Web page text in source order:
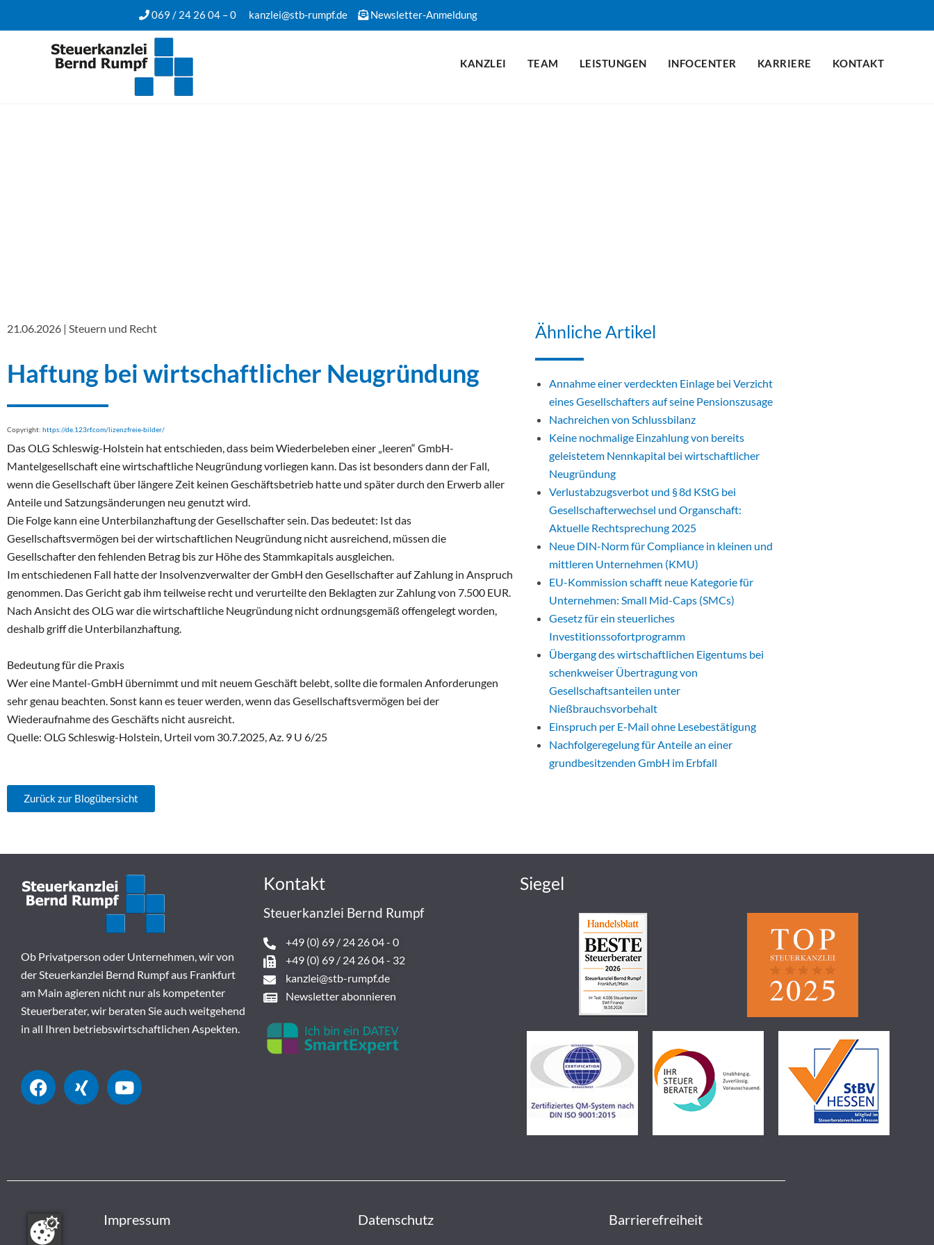
069 / 24 26 04 – 0 kanzlei@stb-rumpf.de Newsletter-Anmeldung
KANZLEI TEAM LEISTUNGEN INFOCENTER KARRIERE KONTAKT
21.06.2026 | Steuern und Recht
Haftung bei wirtschaftlicher Neugründung
Copyright: https://de.123rf.com/lizenzfreie-bilder/
Das OLG Schleswig-Holstein hat entschieden, dass beim Wiederbeleben einer „leeren“ GmbH-
Mantelgesellschaft eine wirtschaftliche Neugründung vorliegen kann. Das ist besonders dann der Fall,
wenn die Gesellschaft über längere Zeit keinen Geschäftsbetrieb hatte und später durch den Erwerb aller
Anteile und Satzungsänderungen neu genutzt wird.
Die Folge kann eine Unterbilanzhaftung der Gesellschafter sein. Das bedeutet: Ist das
Gesellschaftsvermögen bei der wirtschaftlichen Neugründung nicht ausreichend, müssen die
Gesellschafter den fehlenden Betrag bis zur Höhe des Stammkapitals ausgleichen.
Im entschiedenen Fall hatte der Insolvenzverwalter der GmbH den Gesellschafter auf Zahlung in Anspruch
genommen. Das Gericht gab ihm teilweise recht und verurteilte den Beklagten zur Zahlung von 7.500 EUR.
Nach Ansicht des OLG war die wirtschaftliche Neugründung nicht ordnungsgemäß offengelegt worden,
deshalb griff die Unterbilanzhaftung.
Bedeutung für die Praxis
Wer eine Mantel-GmbH übernimmt und mit neuem Geschäft belebt, sollte die formalen Anforderungen
sehr genau beachten. Sonst kann es teuer werden, wenn das Gesellschaftsvermögen bei der
Wiederaufnahme des Geschäfts nicht ausreicht.
Quelle: OLG Schleswig-Holstein, Urteil vom 30.7.2025, Az. 9 U 6/25
Zurück zur Blogübersicht
Ähnliche Artikel
Annahme einer verdeckten Einlage bei Verzicht
eines Gesellschafters auf seine Pensionszusage
Nachreichen von Schlussbilanz
Keine nochmalige Einzahlung von bereits
geleistetem Nennkapital bei wirtschaftlicher
Neugründung
Verlustabzugsverbot und § 8d KStG bei
Gesellschafterwechsel und Organschaft:
Aktuelle Rechtsprechung 2025
Neue DIN-Norm für Compliance in kleinen und
mittleren Unternehmen (KMU)
EU-Kommission schafft neue Kategorie für
Unternehmen: Small Mid-Caps (SMCs)
Gesetz für ein steuerliches
Investitionssofortprogramm
Übergang des wirtschaftlichen Eigentums bei
schenkweiser Übertragung von
Gesellschaftsanteilen unter
Nießbrauchsvorbehalt
Einspruch per E-Mail ohne Lesebestätigung
Nachfolgeregelung für Anteile an einer
grundbesitzenden GmbH im Erbfall
Ob Privatperson oder Unternehmen, wir von
der Steuerkanzlei Bernd Rumpf aus Frankfurt
am Main agieren nicht nur als kompetenter
Steuerberater, wir beraten Sie auch weitgehend
in all Ihren betriebswirtschaftlichen Aspekten.
Kontakt
Steuerkanzlei Bernd Rumpf
+49 (0) 69 / 24 26 04 - 0
+49 (0) 69 / 24 26 04 - 32
kanzlei@stb-rumpf.de
Newsletter abonnieren
Siegel
Impressum Datenschutz Barrierefreiheit